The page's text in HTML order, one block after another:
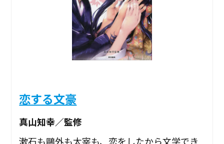
恋する文豪
真山知幸／監修
漱石も鷗外も太宰も、恋をしたから文学でき